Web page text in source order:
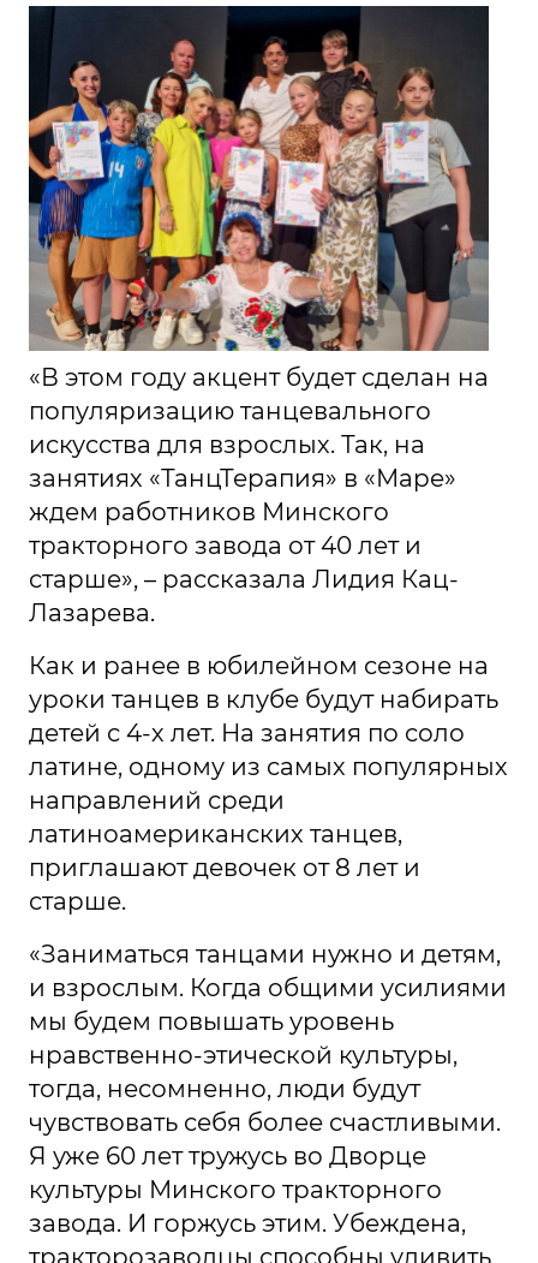
«В этом году акцент будет сделан на
популяризацию танцевального
искусства для взрослых. Так, на
занятиях «ТанцТерапия» в «Маре»
ждем работников Минского
тракторного завода от 40 лет и
старше», – рассказала Лидия Кац-
Лазарева.
Как и ранее в юбилейном сезоне на
уроки танцев в клубе будут набирать
детей с 4-х лет. На занятия по соло
латине, одному из самых популярных
направлений среди
латиноамериканских танцев,
приглашают девочек от 8 лет и
старше.
«Заниматься танцами нужно и детям,
и взрослым. Когда общими усилиями
мы будем повышать уровень
нравственно-этической культуры,
тогда, несомненно, люди будут
чувствовать себя более счастливыми.
Я уже 60 лет тружусь во Дворце
культуры Минского тракторного
завода. И горжусь этим. Убеждена,
тракторозаводцы способны удивить